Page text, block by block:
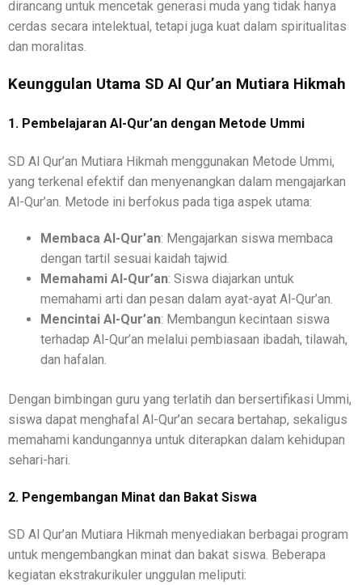
dirancang untuk mencetak generasi muda yang tidak hanya
cerdas secara intelektual, tetapi juga kuat dalam spiritualitas
dan moralitas.
Keunggulan Utama SD Al Qur’an Mutiara Hikmah
1. Pembelajaran Al-Qur’an dengan Metode Ummi
SD Al Qur’an Mutiara Hikmah menggunakan Metode Ummi,
yang terkenal efektif dan menyenangkan dalam mengajarkan
Al-Qur’an. Metode ini berfokus pada tiga aspek utama:
Membaca Al-Qur’an: Mengajarkan siswa membaca
dengan tartil sesuai kaidah tajwid.
Memahami Al-Qur’an: Siswa diajarkan untuk
memahami arti dan pesan dalam ayat-ayat Al-Qur’an.
Mencintai Al-Qur’an: Membangun kecintaan siswa
terhadap Al-Qur’an melalui pembiasaan ibadah, tilawah,
dan hafalan.
Dengan bimbingan guru yang terlatih dan bersertifikasi Ummi,
siswa dapat menghafal Al-Qur’an secara bertahap, sekaligus
memahami kandungannya untuk diterapkan dalam kehidupan
sehari-hari.
2. Pengembangan Minat dan Bakat Siswa
SD Al Qur’an Mutiara Hikmah menyediakan berbagai program
untuk mengembangkan minat dan bakat siswa. Beberapa
kegiatan ekstrakurikuler unggulan meliputi: